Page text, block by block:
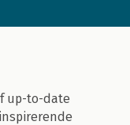
up-to-date